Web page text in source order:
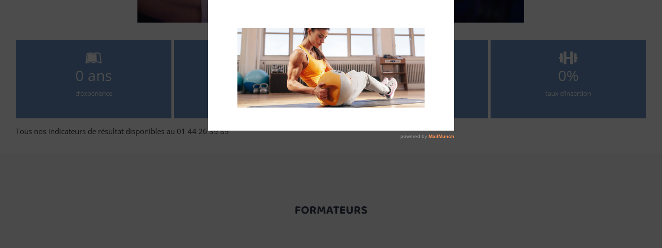
0 ans
d’expérience
0
stagiaires formés
0%
taux de réussite
0%
taux d’insertion
Tous nos indicateurs de résultat disponibles au 01 44 26 39 89
FORMATEURS